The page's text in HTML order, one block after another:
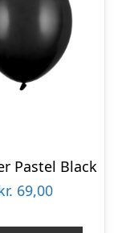
Pastel Black
69,00